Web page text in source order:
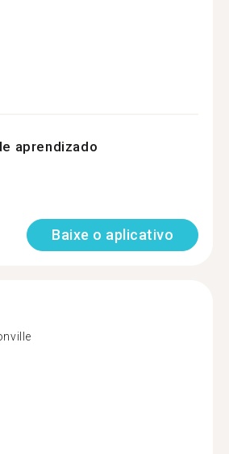
aprendizado
Baixe o aplicativo